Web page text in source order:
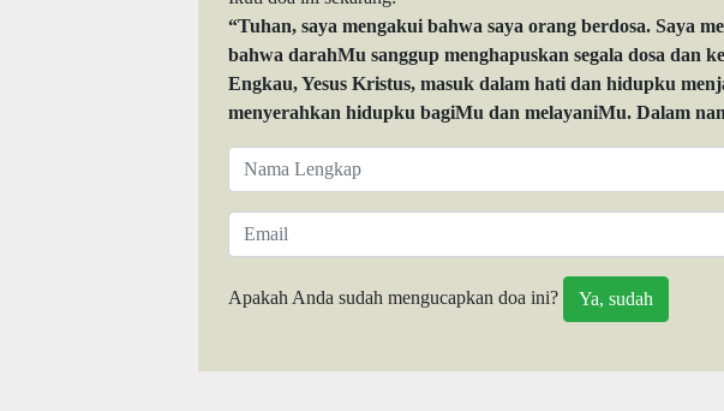
“Tuhan, saya mengakui bahwa saya orang berdosa. Saya
bahwa darahMu sanggup menghapuskan segala dosa dan
Engkau, Yesus Kristus, masuk dalam hati dan hidupku
menyerahkan hidupku bagiMu dan melayaniMu. Dalam
Apakah Anda sudah mengucapkan doa ini?